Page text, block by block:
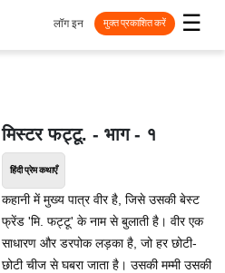
☰
लॉग इन मुक्त प्रकाशित करें
मिस्टर फट्टू. - भाग - १
हिंदी प्रेम कथाएँ
कहानी में मुख्य पात्र वीर है, जिसे उसकी बेस्ट
फ्रेंड 'मि. फट्टू' के नाम से बुलाती है। वीर एक
साधारण और डरपोक लड़का है, जो हर छोटी-
छोटी चीज से घबरा जाता है। उसकी मम्मी उसकी